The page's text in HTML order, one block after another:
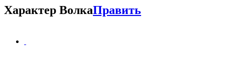
Характер ВолкаПравить